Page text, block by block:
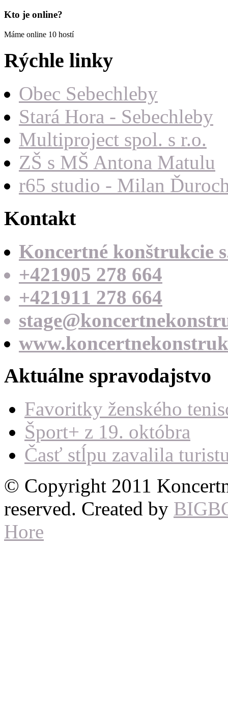
Kto je online?
Máme online 10 hostí
Rýchle linky
Obec Sebechleby
Stará Hora - Sebechleby
Multiproject spol. s r.o.
ZŠ s MŠ Antona Matulu
r65 studio - Milan
Kontakt
Koncertné konštrukcie
+421905 278 664
+421911 278 664
Aktuálne spravodajstvo
Favoritky ženského
Šport+ z 19. októbra
Časť stĺpu zavalila
© Copyright 2011
reserved. Created by
Hore